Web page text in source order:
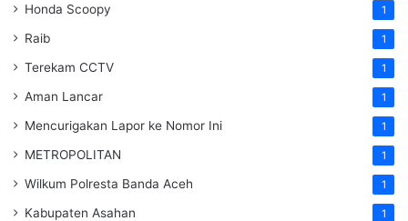
Honda Scoopy 1
Raib 1
Terekam CCTV 1
Aman Lancar 1
Mencurigakan Lapor ke Nomor Ini 1
METROPOLITAN 1
Wilkum Polresta Banda Aceh 1
Kabupaten Asahan 1